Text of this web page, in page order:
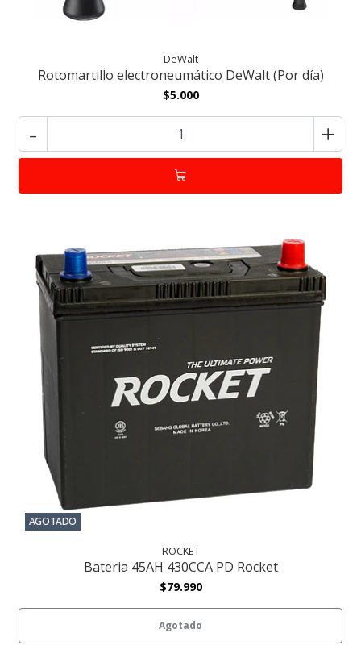
DeWalt
Rotomartillo electroneumático DeWalt (Por día)
$5.000
- +
AGOTADO
ROCKET
Bateria 45AH 430CCA PD Rocket
$79.990
Agotado